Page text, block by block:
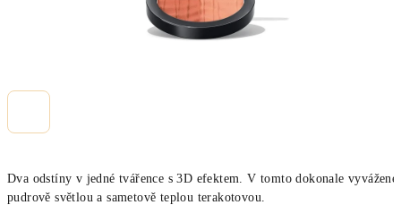
Dva odstíny v jedné tvářence s 3D efektem. V tomto dokonale
pudrově světlou a sametově teplou terakotovou.